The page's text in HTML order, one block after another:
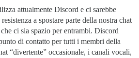
attualmente Discord e ci sarebbe
a spostare parte della nostra chat
ci sia spazio per entrambi. Discord
di contatto per tutti i membri della
“divertente” occasionale, i canali vocali,